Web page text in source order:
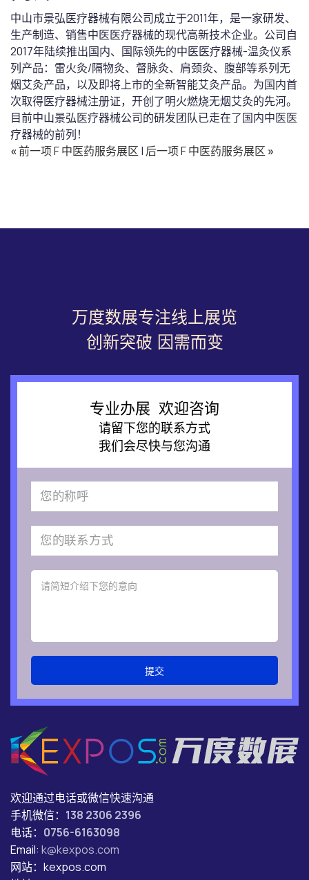
中山市景弘医疗器械有限公司成立于2011年，是一家研发、
生产制造、销售中医医疗器械的现代高新技术企业。公司自
2017年陆续推出国内、国际领先的中医医疗器械-温灸仪系
列产品：雷火灸/隔物灸、督脉灸、肩颈灸、腹部等系列无
烟艾灸产品，以及即将上市的全新智能艾灸产品。为国内首
次取得医疗器械注册证，开创了明火燃烧无烟艾灸的先河。
目前中山景弘医疗器械公司的研发团队已走在了国内中医医
疗器械的前列！
«前一项 F 中医药服务展区 | 后一项 F 中医药服务展区 »
万度数展专注线上展览
创新突破 因需而变
专业办展 欢迎咨询
请留下您的联系方式
我们会尽快与您沟通
提交
欢迎通过电话或微信快速沟通
手机微信： 138 2306 2396
电话： 0756-6163098
Email: k@kexpos.com
网站：kexpos.com